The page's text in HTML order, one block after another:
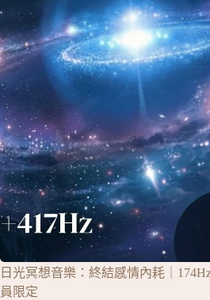
日光冥想音樂：終結感情內耗｜
員限定